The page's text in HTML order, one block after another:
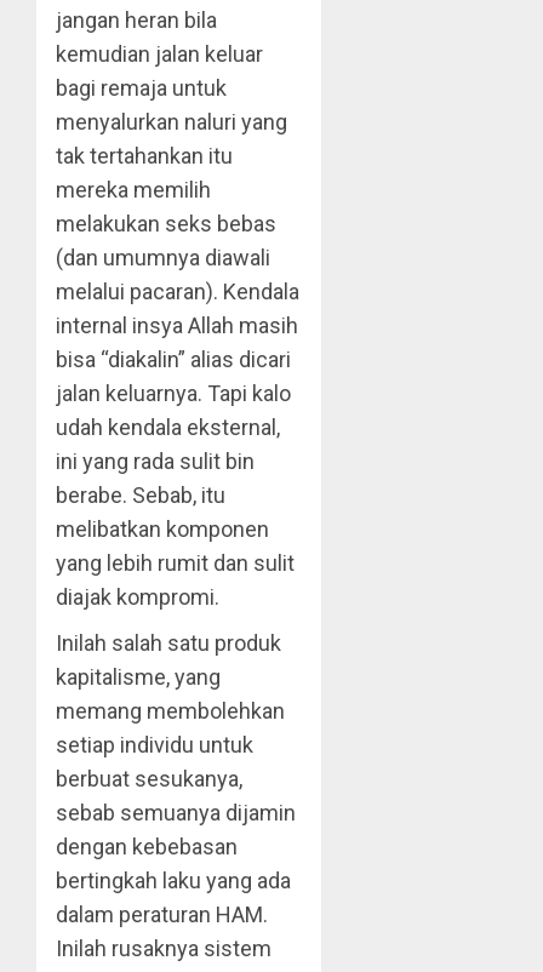
jangan heran bila
kemudian jalan keluar
bagi remaja untuk
menyalurkan naluri yang
tak tertahankan itu
mereka memilih
melakukan seks bebas
(dan umumnya diawali
melalui pacaran). Kendala
internal insya Allah masih
bisa “diakalin” alias dicari
jalan keluarnya. Tapi kalo
udah kendala eksternal,
ini yang rada sulit bin
berabe. Sebab, itu
melibatkan komponen
yang lebih rumit dan sulit
diajak kompromi.
Inilah salah satu produk
kapitalisme, yang
memang membolehkan
setiap individu untuk
berbuat sesukanya,
sebab semuanya dijamin
dengan kebebasan
bertingkah laku yang ada
dalam peraturan HAM.
Inilah rusaknya sistem